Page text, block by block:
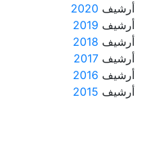
أرشيف 2020
أرشيف 2019
أرشيف 2018
أرشيف 2017
أرشيف 2016
أرشيف 2015